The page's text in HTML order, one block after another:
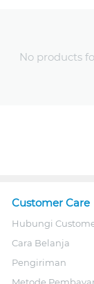
No products
Customer Care
Hubungi
Cara Belanja
Pengiriman
Metode